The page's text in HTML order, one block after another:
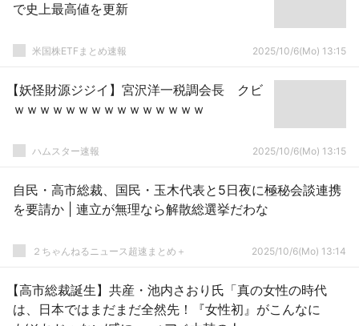
で史上最高値を更新
米国株ETFまとめ速報 2025/10/6(Mo) 13:15
【妖怪財源ジジイ】宮沢洋一税調会長 クビ
ｗｗｗｗｗｗｗｗｗｗｗｗｗｗｗ
ハムスター速報 2025/10/6(Mo) 13:15
自民・高市総裁、国民・玉木代表と5日夜に極秘会談連携
を要請か | 連立が無理なら解散総選挙だわな
２ちゃんねるニュース超速まとめ＋ 2025/10/6(Mo) 13:14
【高市総裁誕生】共産・池内さおり氏「真の女性の時代
は、日本ではまだまだ全然先！『女性初』がこんなに